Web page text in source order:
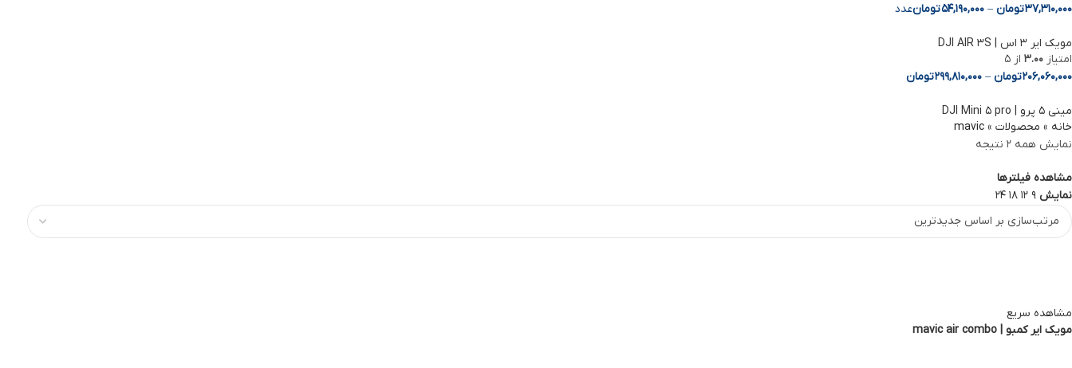
37,310,000تومان –
54,190,000تومانعدد
مویک ایر 3 اس | DJI AIR 3S
امتیاز 3.00 از 5
206,060,000تومان –
299,810,000تومان
مینی ۵ پرو | DJI Mini ۵ pro
خانه » محصولات »
mavic
نمایش همه 2 نتیجه
مشاهده فیلترها
نمایش 9
12
18
24
مشاهده سریع
مویک ایر کمبو | mavic air combo
Instagram
linkedin